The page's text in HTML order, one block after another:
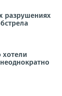
разрушениях